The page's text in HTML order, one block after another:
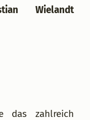
Wielandt
das zahlreich